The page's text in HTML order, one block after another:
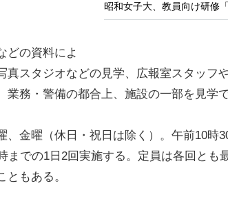
どの資料によ
真スタジオなどの見学、広報室スタッフ
業務・警備の都合上、施設の一部を見学
金曜（休日・祝日は除く）。午前10時
までの1日2回実施する。定員は各回とも
もある。